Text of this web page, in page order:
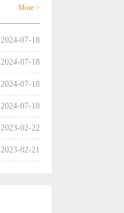
More >
2024-07-18
2024-07-18
2024-07-18
2024-07-18
2023-02-22
2023-02-21